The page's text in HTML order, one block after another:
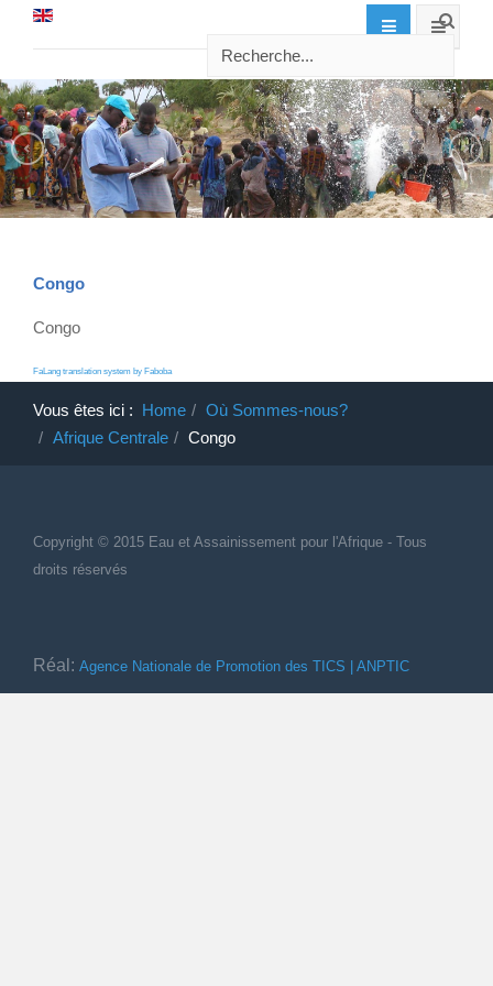
Congo
Congo
FaLang translation system by Faboba
Vous êtes ici : Home
Où Sommes-nous?
Afrique Centrale
Congo
Copyright © 2015 Eau et Assainissement pour l'Afrique - Tous
droits réservés
Réal: Agence Nationale de Promotion des TICS | ANPTIC